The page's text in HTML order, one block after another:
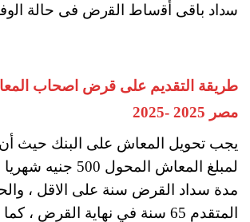
ﺳداد ﺑﺎﻗﻰ أﻗﺳﺎط اﻟﻘرض ﻓﻰ ﺣﺎﻟﺔ
طريقة التقديم على قرض اصحاب
مصر 2025 -2025
يجب تحويل المعاش على البنك حيث أن
لمبلغ المعاش المحول
مدة سداد القرض سنة على الاقل ،
المتقدم 65 سنة في نهاية القرض